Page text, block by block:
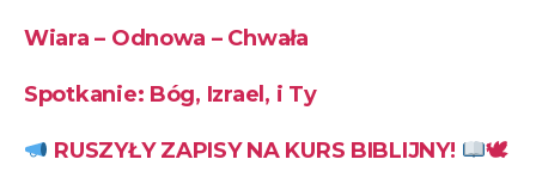
Wiara – Odnowa – Chwała
Spotkanie: Bóg, Izrael, i Ty
RUSZYŁY ZAPISY NA KURS BIBLIJNY! 🕊